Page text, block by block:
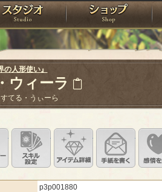
エ スタジオ
の人形使い』
ウィーラ
てる・うぃーら
画像変更
キャラクター設定
スキル設定 アイテム詳細手紙を
p3p001880